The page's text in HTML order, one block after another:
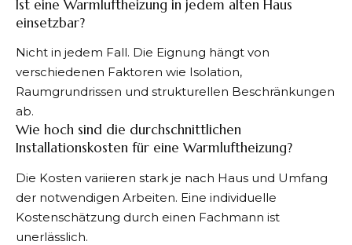
Ist eine Warmluftheizung in jedem alten Haus
einsetzbar?
Nicht in jedem Fall. Die Eignung hängt von
verschiedenen Faktoren wie Isolation,
Raumgrundrissen und strukturellen Beschränkungen
ab.
Wie hoch sind die durchschnittlichen
Installationskosten für eine Warmluftheizung?
Die Kosten variieren stark je nach Haus und Umfang
der notwendigen Arbeiten. Eine individuelle
Kostenschätzung durch einen Fachmann ist
unerlässlich.